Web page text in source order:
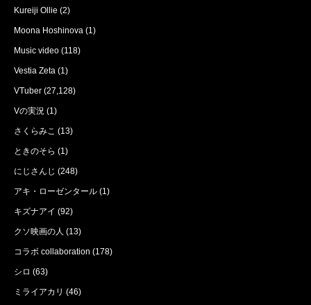
Kureiji Ollie (2)
Moona Hoshinova (1)
Music video (118)
Vestia Zeta (1)
VTuber (27,128)
Vの実況 (1)
さくらみこ (13)
ときのそら (1)
にじさんじ (248)
アキ・ローゼンタール (1)
キズナアイ (92)
クソ映画の人 (13)
コラボ collaboration (178)
シロ (63)
ミライアカリ (46)